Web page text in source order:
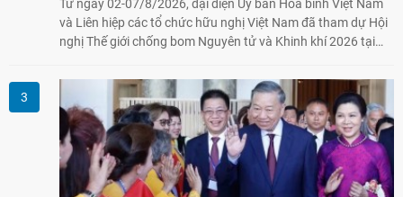
Từ ngày 02-07/8/2026, đại diện Ủy ban Hòa bình Việt Nam
và Liên hiệp các tổ chức hữu nghị Việt Nam đã tham dự Hội
nghị Thế giới chống bom Nguyên tử và Khinh khí 2026 tại
đồng hành cùng với phong trào hoà bình của nhân dân
Nhật Bản và thế giới ủng hộ giải trừ vũ khí hạt nhân của Việt
Nam.